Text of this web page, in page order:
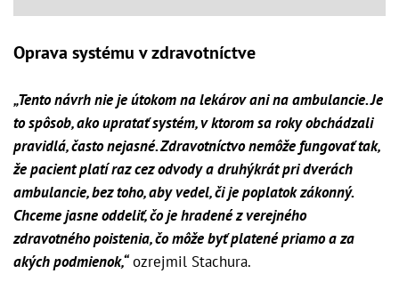
Oprava systému v zdravotníctve
„Tento návrh nie je útokom na lekárov ani na ambulancie. Je
to spôsob, ako upratať systém, v ktorom sa roky obchádzali
pravidlá, často nejasné. Zdravotníctvo nemôže fungovať tak,
že pacient platí raz cez odvody a druhýkrát pri dverách
ambulancie, bez toho, aby vedel, či je poplatok zákonný.
Chceme jasne oddeliť, čo je hradené z verejného
zdravotného poistenia, čo môže byť platené priamo a za
akých podmienok,“ozrejmil Stachura.